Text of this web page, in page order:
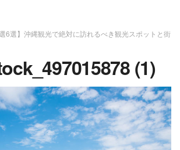
選6選】沖縄観光で絶対に訪れるべき観光スポットと街
(1)